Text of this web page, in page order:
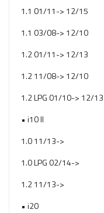
1.1 01/11-> 12/15
1.1 03/08-> 12/10
1.2 01/11-> 12/13
1.2 11/08-> 12/10
1.2 LPG 01/10-> 12/13
• i10 II
1.0 11/13->
1.0 LPG 02/14->
1.2 11/13->
• i20